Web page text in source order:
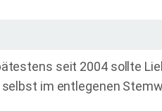
seit 2004 sollte
im entlegenen